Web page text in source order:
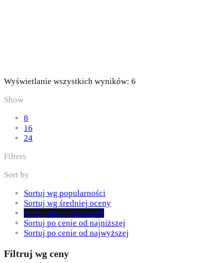
Wyświetlanie wszystkich wyników: 6
Show
8
16
24
Filters
Sort by
Sortuj wg popularności
Sortuj wg średniej oceny
Sortuj od najnowszych
Sortuj po cenie od najniższej
Sortuj po cenie od najwyższej
Filtruj wg ceny